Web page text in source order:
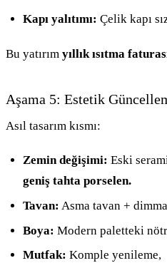
Kapı yalıtımı: Çelik kapı
Bu yatırım yıllık ısıtma
Aşama 5: Estetik
Asıl tasarım kısmı:
Zemin değişimi: Eski
geniş tahta porselen.
Tavan: Asma tavan +
Boya: Modern paletteki
Mutfak: Komple yenileme,